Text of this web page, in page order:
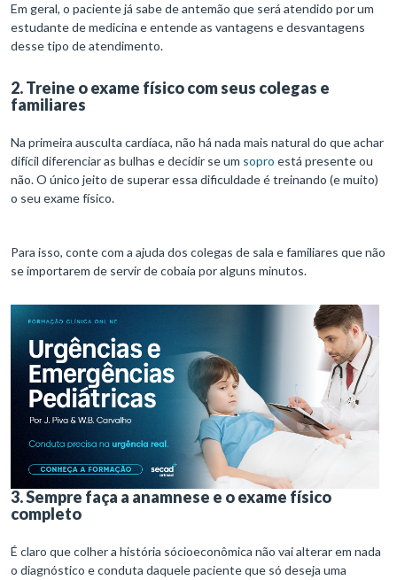
Em geral, o paciente já sabe de antemão que será atendido por um
estudante de medicina e entende as vantagens e desvantagens
desse tipo de atendimento.
2. Treine o exame físico com seus colegas e
familiares
Na primeira ausculta cardíaca, não há nada mais natural do que achar
difícil diferenciar as bulhas e decidir se um sopro está presente ou
não. O único jeito de superar essa dificuldade é treinando (e muito)
o seu exame físico.
Para isso, conte com a ajuda dos colegas de sala e familiares que não
se importarem de servir de cobaia por alguns minutos.
3. Sempre faça a anamnese e o exame físico
completo
É claro que colher a história sócioeconômica não vai alterar em nada
o diagnóstico e conduta daquele paciente que só deseja uma